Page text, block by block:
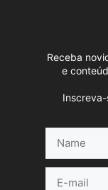
Receba
e